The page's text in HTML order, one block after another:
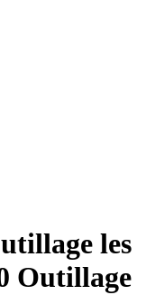
les
Outillage